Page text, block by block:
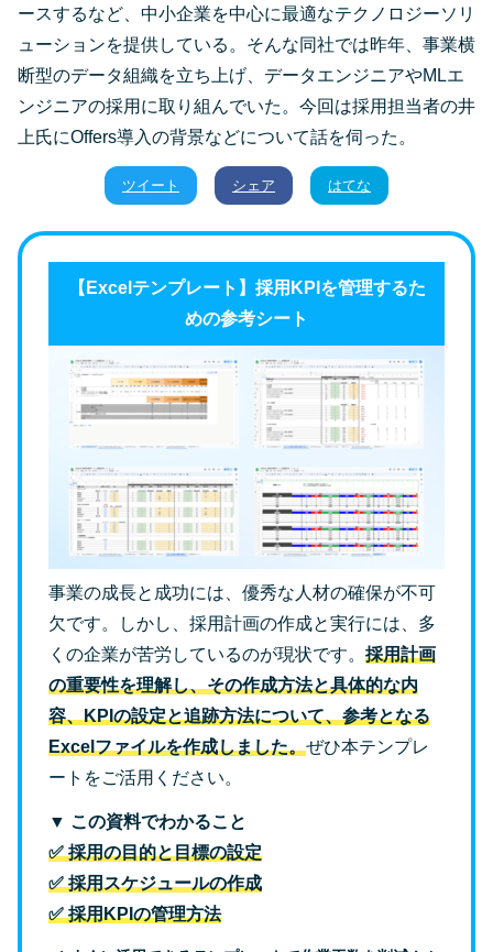
ースするなど、中小企業を中心に最適なテクノロジーソリ
ューションを提供している。そんな同社では昨年、事業横
断型のデータ組織を立ち上げ、データエンジニアやMLエ
ンジニアの採用に取り組んでいた。今回は採用担当者の井
上氏にOffers導入の背景などについて話を伺った。
ツイート シェア はてな
【Excelテンプレート】採用KPIを管理するた
めの参考シート
事業の成長と成功には、優秀な人材の確保が不可
欠です。しかし、採用計画の作成と実行には、多
くの企業が苦労しているのが現状です。 採用計画
の重要性を理解し、その作成方法と具体的な内
容、KPIの設定と追跡方法について、参考となる
Excelファイルを作成しました。ぜひ本テンプレ
ートをご活用ください。
▼ この資料でわかること
✅ 採用の目的と目標の設定
✅ 採用スケジュールの作成
✅ 採用KPIの管理方法